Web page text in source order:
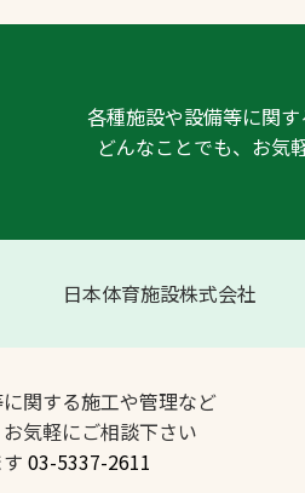
各種施設や設備等に関
どんなことでも、お気
日本体育施設株式会社
関する施工や管理など
気軽にご相談下さい
03-5337-2611